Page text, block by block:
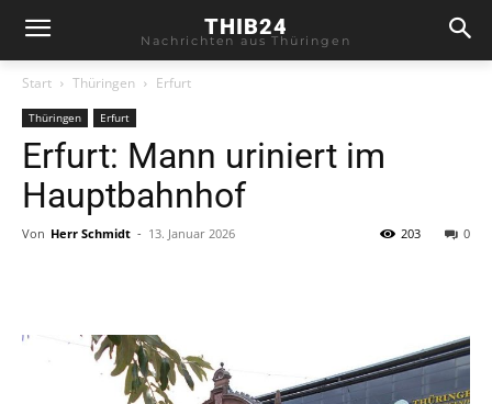
THIB24
Nachrichten aus Thüringen
Start Thüringen Erfurt
Thüringen Erfurt
Erfurt: Mann uriniert im
Hauptbahnhof
Von Herr Schmidt - 13. Januar 2026 0
203